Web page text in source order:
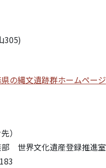
305)
の縄文遺跡群ホームページ
）
部 世界文化遺産登録推進室